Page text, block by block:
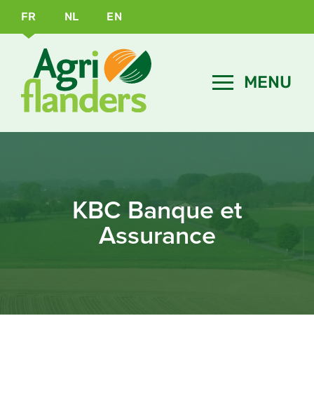
FR NL EN
KBC Banque et
Assurance